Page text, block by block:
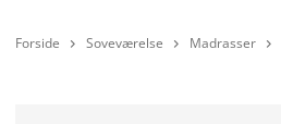
Forside  Soveværelse  Madrasser 